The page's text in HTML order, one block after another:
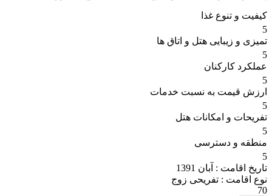
کیفیت و تنوع غذا
5
تمیزی و زیبایی هتل و اتاق ها
5
عملکرد کارکنان
5
ارزش قیمت به نسبت خدمات
5
تفریحات و امکانات هتل
5
منطقه و دسترسی
5
تاریخ اقامت : آبان 1391
نوع اقامت : تفریحی زوج
70